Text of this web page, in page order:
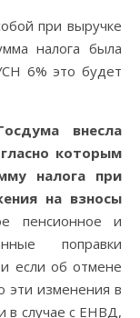
при выручке
налога была
6% это будет
внесла
которым
налога при
на взносы
пенсионное и
поправки
если об отмене
эти изменения в
в случае с ЕНВД,